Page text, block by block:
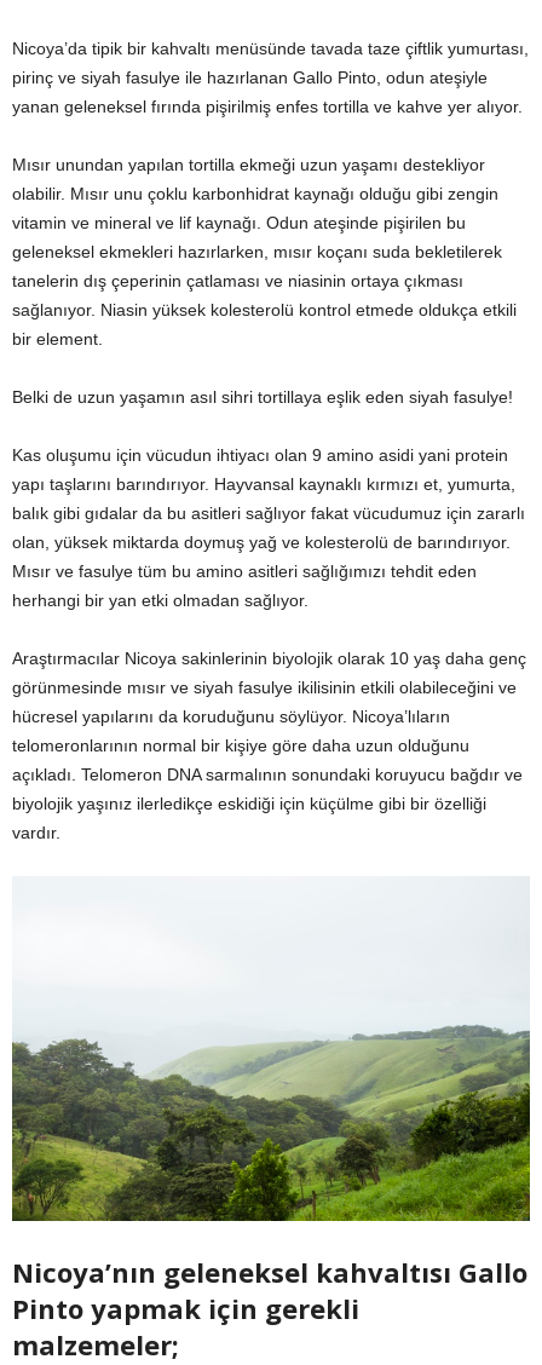
Nicoya’da tipik bir kahvaltı menüsünde tavada taze çiftlik yumurtası,
pirinç ve siyah fasulye ile hazırlanan Gallo Pinto, odun ateşiyle
yanan geleneksel fırında pişirilmiş enfes tortilla ve kahve yer alıyor.
Mısır unundan yapılan tortilla ekmeği uzun yaşamı destekliyor
olabilir. Mısır unu çoklu karbonhidrat kaynağı olduğu gibi zengin
vitamin ve mineral ve lif kaynağı. Odun ateşinde pişirilen bu
geleneksel ekmekleri hazırlarken, mısır koçanı suda bekletilerek
tanelerin dış çeperinin çatlaması ve niasinin ortaya çıkması
sağlanıyor. Niasin yüksek kolesterolü kontrol etmede oldukça etkili
bir element.
Belki de uzun yaşamın asıl sihri tortillaya eşlik eden siyah fasulye!
Kas oluşumu için vücudun ihtiyacı olan 9 amino asidi yani protein
yapı taşlarını barındırıyor. Hayvansal kaynaklı kırmızı et, yumurta,
balık gibi gıdalar da bu asitleri sağlıyor fakat vücudumuz için zararlı
olan, yüksek miktarda doymuş yağ ve kolesterolü de barındırıyor.
Mısır ve fasulye tüm bu amino asitleri sağlığımızı tehdit eden
herhangi bir yan etki olmadan sağlıyor.
Araştırmacılar Nicoya sakinlerinin biyolojik olarak 10 yaş daha genç
görünmesinde mısır ve siyah fasulye ikilisinin etkili olabileceğini ve
hücresel yapılarını da koruduğunu söylüyor. Nicoya’lıların
telomeronlarının normal bir kişiye göre daha uzun olduğunu
açıkladı. Telomeron DNA sarmalının sonundaki koruyucu bağdır ve
biyolojik yaşınız ilerledikçe eskidiği için küçülme gibi bir özelliği
vardır.
Nicoya’nın geleneksel kahvaltısı Gallo
Pinto yapmak için gerekli
malzemeler;